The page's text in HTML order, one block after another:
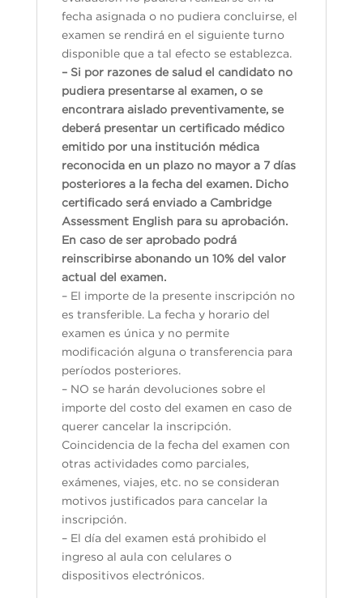
fecha asignada o no pudiera concluirse, el
examen se rendirá en el siguiente turno
disponible que a tal efecto se establezca.
– Si por razones de salud el candidato no
pudiera presentarse al examen, o se
encontrara aislado preventivamente, se
deberá presentar un certificado médico
emitido por una institución médica
reconocida en un plazo no mayor a 7 días
posteriores a la fecha del examen. Dicho
certificado será enviado a Cambridge
Assessment English para su aprobación.
En caso de ser aprobado podrá
reinscribirse abonando un 10% del valor
actual del examen.
– El importe de la presente inscripción no
es transferible. La fecha y horario del
examen es única y no permite
modificación alguna o transferencia para
períodos posteriores.
– NO se harán devoluciones sobre el
importe del costo del examen en caso de
querer cancelar la inscripción.
Coincidencia de la fecha del examen con
otras actividades como parciales,
exámenes, viajes, etc. no se consideran
motivos justificados para cancelar la
inscripción.
– El día del examen está prohibido el
ingreso al aula con celulares o
dispositivos electrónicos.